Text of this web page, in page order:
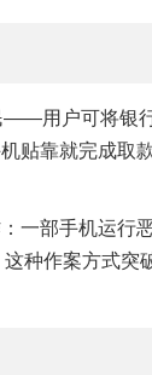
用户可将银
贴靠就完成取
一部手机运行
种作案方式突